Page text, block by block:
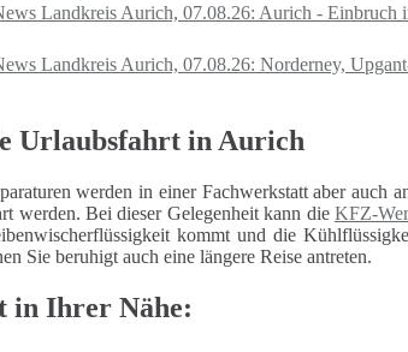
Landkreis Aurich, 07.08.26: Aurich - Einbruch
Landkreis Aurich, 07.08.26: Norderney,
Urlaubsfahrt in Aurich
werden in einer Fachwerkstatt aber
werden. Bei dieser Gelegenheit kann die KFZ-
kommt und die
Sie beruhigt auch eine längere Reise antreten.
in Ihrer Nähe: